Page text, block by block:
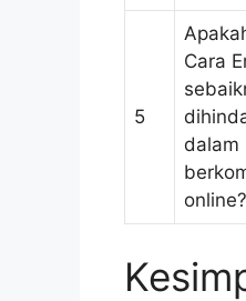
5
Cara
dalam
online?